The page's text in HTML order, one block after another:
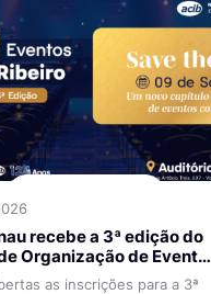
recebe a 3ª edição do
Organização de Eventos
as inscrições para a 3ª